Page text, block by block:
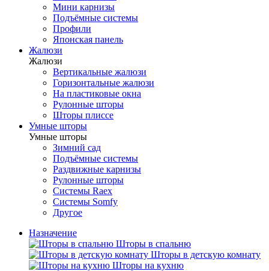
Мини карнизы
Подъёмные системы
Профили
Японская панель
Жалюзи
Жалюзи
Вертикальные жалюзи
Горизонтальные жалюзи
На пластиковые окна
Рулонные шторы
Шторы плиссе
Умные шторы
Умные шторы
Зимний сад
Подъёмные системы
Раздвижные карнизы
Рулонные шторы
Системы Raex
Системы Somfy
Другое
Назначение
Шторы в спальню
Шторы в детскую комнату
Шторы на кухню